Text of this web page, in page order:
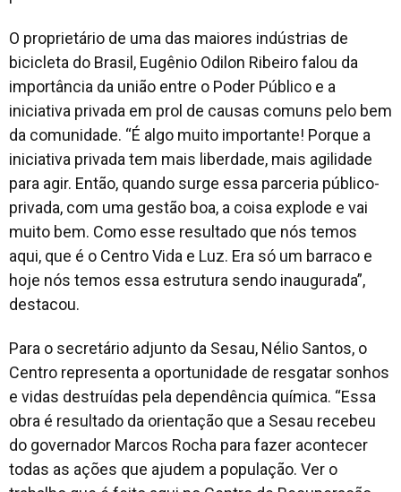
O proprietário de uma das maiores indústrias de
bicicleta do Brasil, Eugênio Odilon Ribeiro falou da
importância da união entre o Poder Público e a
iniciativa privada em prol de causas comuns pelo bem
da comunidade. “É algo muito importante! Porque a
iniciativa privada tem mais liberdade, mais agilidade
para agir. Então, quando surge essa parceria público-
privada, com uma gestão boa, a coisa explode e vai
muito bem. Como esse resultado que nós temos
aqui, que é o Centro Vida e Luz. Era só um barraco e
hoje nós temos essa estrutura sendo inaugurada”,
destacou.
Para o secretário adjunto da Sesau, Nélio Santos, o
Centro representa a oportunidade de resgatar sonhos
e vidas destruídas pela dependência química. “Essa
obra é resultado da orientação que a Sesau recebeu
do governador Marcos Rocha para fazer acontecer
todas as ações que ajudem a população. Ver o